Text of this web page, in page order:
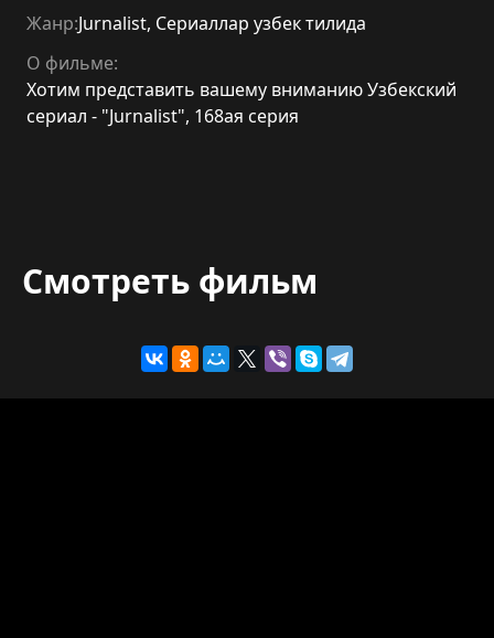
Жанр:Jurnalist, Сериаллар узбек тилида
О фильме:
Хотим представить вашему вниманию Узбекский
сериал - "Jurnalist", 168ая серия
Смотреть фильм